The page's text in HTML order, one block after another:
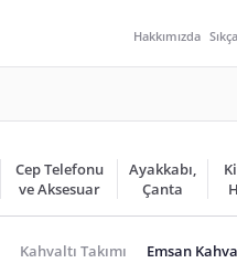
Hakkımızda
Cep Telefonu
ve Aksesuar
Ayakkabı,
Çanta
Kahvaltı Takımı Emsan